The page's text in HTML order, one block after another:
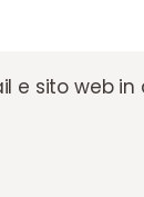
e sito web